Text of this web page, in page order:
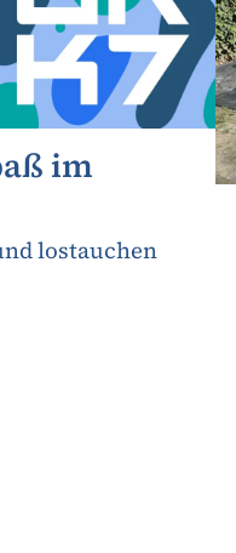
im
lostauchen